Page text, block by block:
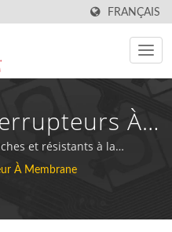
FRANÇAIS
À
De
Pour
et résistants à la
support en aluminium,
À Membrane